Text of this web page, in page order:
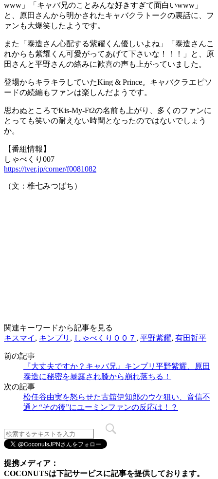
www」「キャバ兄のことみんな好きすぎて面白いwww」
と、原田さんから明かされたキャバクラトークの裏話に、フ
ァンも大爆笑したようです。
また「泰造さん心配する紫耀くん優しいよね」「泰造さんこ
れからも紫耀くん可愛がってあげて下さいな！！！」と、原
田さんと平野さんの絡みに歓喜の声も上がっていました。
登場からキラキラしていたKing & Prince。キャバクラエピソ
ードの続編もファンは楽しんだようです。
思わぬところでKis-My-Ft2の名前も上がり、多くのファンに
とっても笑いの耐えない時間となったのではないでしょう
か。
【番組情報】
しゃべくり007
https://tver.jp/corner/f0081082
（文：椎七みつばち）
関連キーワードから記事を見る
キスマイ , キンプリ , しゃべくり００７ , 平野紫耀, 有田哲平
前の記事
『大丈夫ですか？キャバ兄』キンプリ平野紫耀、原田
泰造に秘密を暴露され膝から崩れ落ちる！
次の記事
松任谷由実を怒らせた古舘伊知郎のウケ狙い、音信不
通と“その後”にユーミンファンの反応は！？
提携メディア：
COCONUTSは下記サービスに記事を提供しております。